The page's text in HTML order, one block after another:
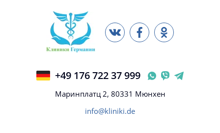
+49 176 722 37 999
Маринплатц 2, 80331 Мюнхен
info@kliniki.de